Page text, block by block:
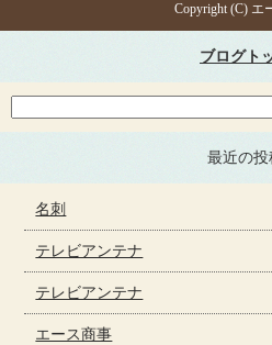
Copyright (C) エ
ブログト
最近の投
名刺
テレビアンテナ
テレビアンテナ
エース商事